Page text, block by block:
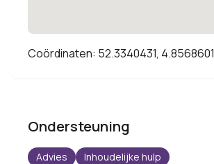
Coördinaten: 52.3340431, 4.8568601
Ondersteuning
Advies
Inhoudelijke hulp